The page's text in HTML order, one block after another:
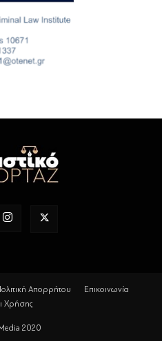
Απορρήτου
Επικοινωνία
Χρήσης
2020